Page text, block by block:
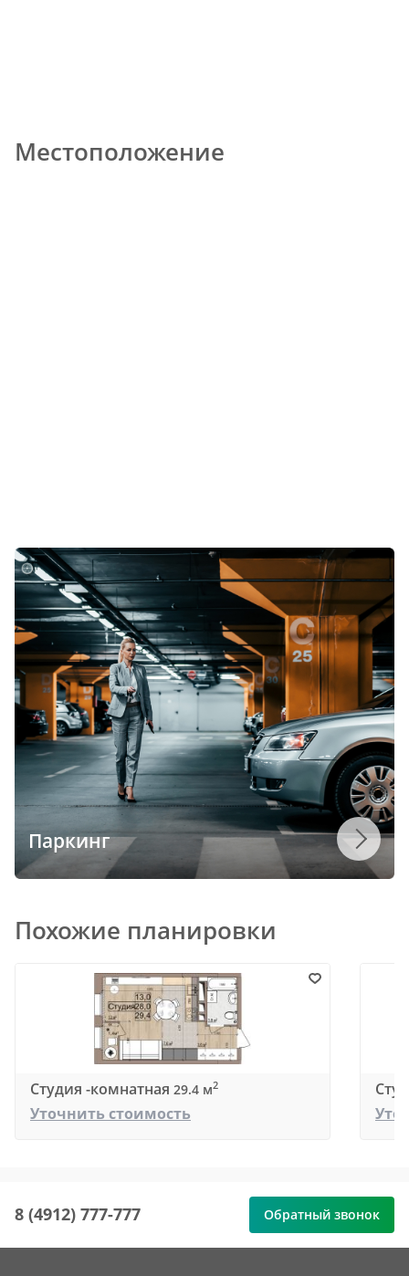
Местоположение
Паркинг
Похожие планировки
Студия -комнатная 29.4 м2
Уточнить стоимость
8 (4912) 777-777 Обратный звонок